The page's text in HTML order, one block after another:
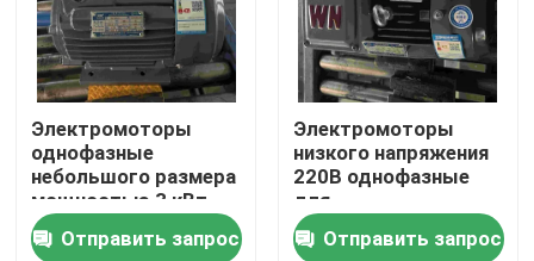
Высоковольтные моторы индукции
Взрывозащищенные электрические двигатели
Электрические двигатели DC
Электромоторы
однофазные
небольшого размера
мощностью 3 кВт
для воздушного
компрессора
Отправить запрос
Электромоторы
низкого напряжения
220В однофазные
для
машинОтправить запрос